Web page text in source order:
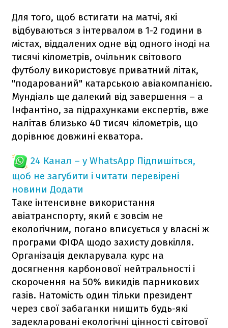
Для того, щоб встигати на матчі, які
відбуваються з інтервалом в 1-2 години в
містах, віддалених одне від одного іноді на
тисячі кілометрів, очільник світового
футболу використовує приватний літак,
"подарований" катарською авіакомпанією.
Мундіаль ще далекий від завершення – а
Інфантіно, за підрахунками експертів, вже
налітав близько 40 тисяч кілометрів, що
дорівнює довжині екватора.
24 Канал – у WhatsApp Підпишіться,
щоб не загубити і читати перевірені
новини Додати
Таке інтенсивне використання
авіатранспорту, який є зовсім не
екологічним, погано вписується у власні ж
програми ФІФА щодо захисту довкілля.
Організація декларувала курс на
досягнення карбонової нейтральності і
скорочення на 50% викидів парникових
газів. Натомість один тільки президент
через свої забаганки нищить будь-які
задекларовані екологічні цінності світової